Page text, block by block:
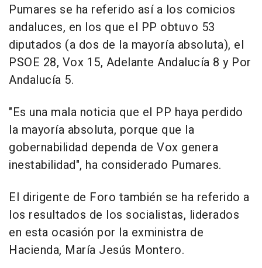
Pumares se ha referido así a los comicios
andaluces, en los que el PP obtuvo 53
diputados (a dos de la mayoría absoluta), el
PSOE 28, Vox 15, Adelante Andalucía 8 y Por
Andalucía 5.
"Es una mala noticia que el PP haya perdido
la mayoría absoluta, porque que la
gobernabilidad dependa de Vox genera
inestabilidad", ha considerado Pumares.
El dirigente de Foro también se ha referido a
los resultados de los socialistas, liderados
en esta ocasión por la exministra de
Hacienda, María Jesús Montero.